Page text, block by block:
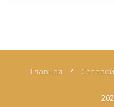
Главная /